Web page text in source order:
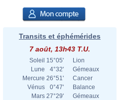
Transits et éphémérides
7 août, 13h43 T.U.
Soleil 15°05'
Lion
Lune
4°32'
Gémeaux
Mercure 26°51'
Cancer
Vénus
0°47'
Balance
Mars 27°29'
Gémeaux